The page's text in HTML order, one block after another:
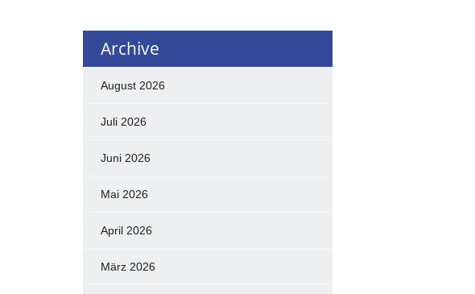
Archive
August 2026
Juli 2026
Juni 2026
Mai 2026
April 2026
März 2026